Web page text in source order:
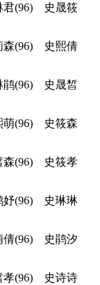
君(96) 史晟筱
森(96) 史熙倩
鹃(96) 史晟皙
(96) 史筱森
森(96) 史筱孝
妤(96) 史琳琳
(96) 史鹃汐
孝(96) 史诗诗